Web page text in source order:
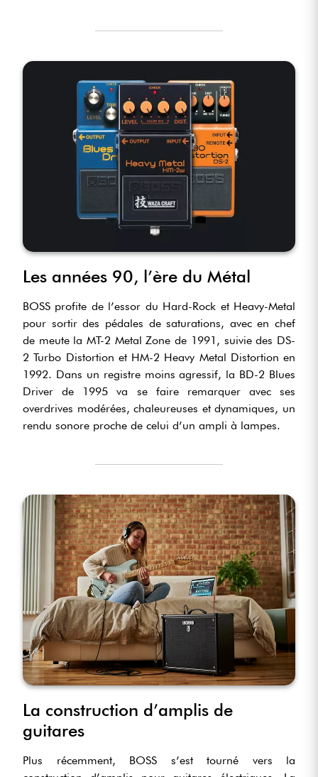
Les années 90, l’ère du Métal
BOSS profite de l’essor du Hard-Rock et Heavy-Metal
pour sortir des pédales de saturations, avec en chef
de meute la MT-2 Metal Zone de 1991, suivie des DS-
2 Turbo Distortion et HM-2 Heavy Metal Distortion en
1992. Dans un registre moins agressif, la BD-2 Blues
Driver de 1995 va se faire remarquer avec ses
overdrives modérées, chaleureuses et dynamiques, un
rendu sonore proche de celui d’un ampli à lampes.
La construction d’amplis de
guitares
Plus récemment, BOSS s’est tourné vers la